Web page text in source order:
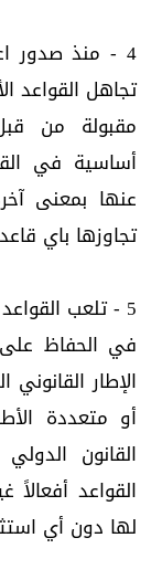
4 - منذ صدور
تجاهل القواعد
مقبولة من
أساسية في
عنها بمعنى
تجاوزها باي
5 - تلعب
في الحفاظ
الإطار
أو متعددة
القانون
القواعد أفعالاً
لها دون أي